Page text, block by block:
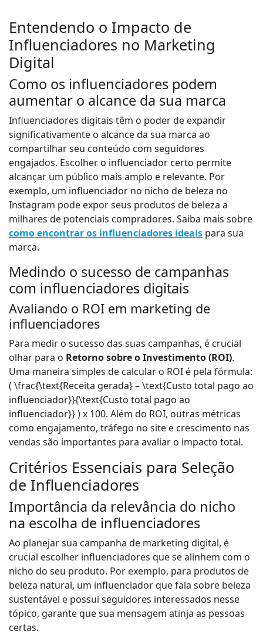
a
d
o
r
d
e
á
u
d
i
o
Entendendo o Impacto de
Influenciadores no Marketing
Digital
Como os influenciadores podem
aumentar o alcance da sua marca
Influenciadores digitais têm o poder de expandir
significativamente o alcance da sua marca ao
compartilhar seu conteúdo com seguidores
engajados. Escolher o influenciador certo permite
alcançar um público mais amplo e relevante. Por
exemplo, um influenciador no nicho de beleza no
Instagram pode expor seus produtos de beleza a
milhares de potenciais compradores. Saiba mais sobre
como encontrar os influenciadores ideais para sua
marca.
Medindo o sucesso de campanhas
com influenciadores digitais
Avaliando o ROI em marketing de
influenciadores
Para medir o sucesso das suas campanhas, é crucial
olhar para o Retorno sobre o Investimento (ROI).
Uma maneira simples de calcular o ROI é pela fórmula:
( \frac{\text{Receita gerada} – \text{Custo total pago ao
influenciador}}{\text{Custo total pago ao
influenciador}} ) x 100. Além do ROI, outras métricas
como engajamento, tráfego no site e crescimento nas
vendas são importantes para avaliar o impacto total.
Critérios Essenciais para Seleção
de Influenciadores
Importância da relevância do nicho
na escolha de influenciadores
Ao planejar sua campanha de marketing digital, é
crucial escolher influenciadores que se alinhem com o
nicho do seu produto. Por exemplo, para produtos de
beleza natural, um influenciador que fala sobre beleza
sustentável e possui seguidores interessados nesse
tópico, garante que sua mensagem atinja as pessoas
certas.